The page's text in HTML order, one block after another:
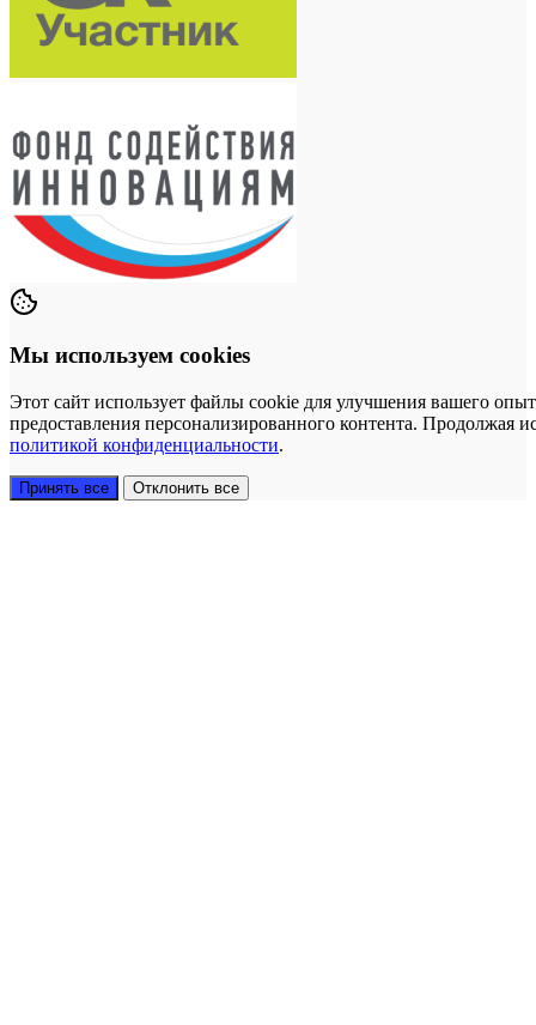
Мы используем cookies
Этот сайт использует файлы cookie для улучшения вашего
предоставления персонализированного контента. Продолжая
политикой конфиденциальности.
Принять все Отклонить все